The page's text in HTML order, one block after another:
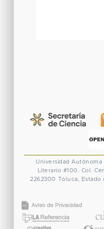
Universidad
Literario #100. Col.
2262300 Toluca, Estado